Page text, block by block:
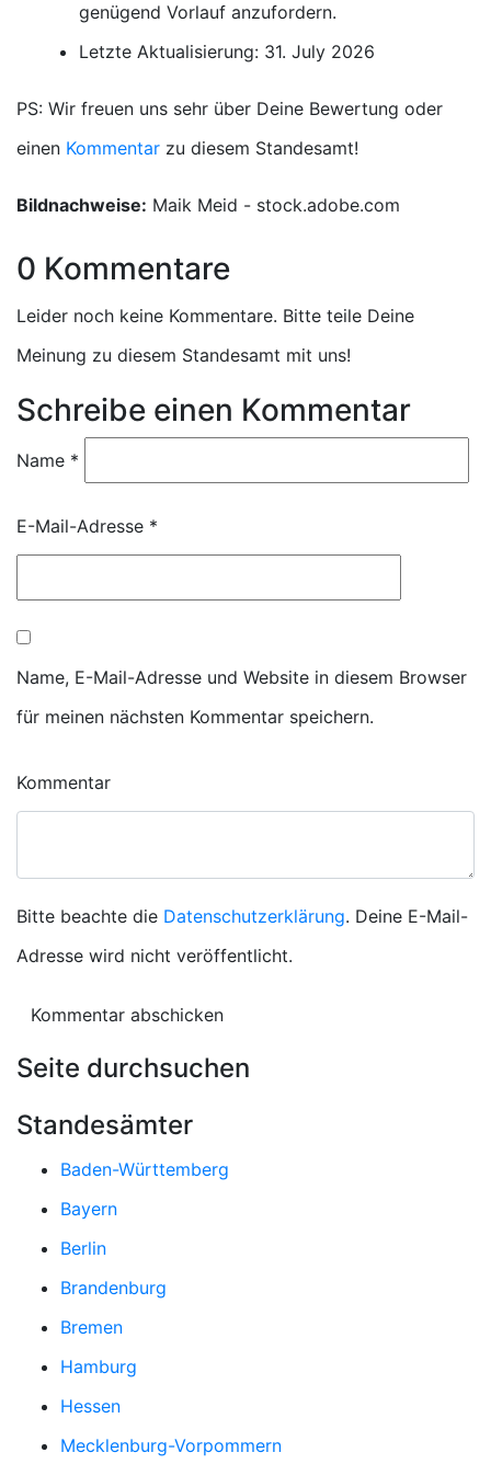
genügend Vorlauf anzufordern.
Letzte Aktualisierung: 31. July 2026
PS: Wir freuen uns sehr über Deine Bewertung oder
einen Kommentar zu diesem Standesamt!
Bildnachweise: Maik Meid - stock.adobe.com
0 Kommentare
Leider noch keine Kommentare. Bitte teile Deine
Meinung zu diesem Standesamt mit uns!
Schreibe einen Kommentar
Name *
E-Mail-Adresse *
Name, E-Mail-Adresse und Website in diesem Browser
für meinen nächsten Kommentar speichern.
Kommentar
Bitte beachte die Datenschutzerklärung. Deine E-Mail-
Adresse wird nicht veröffentlicht.
Seite durchsuchen
Standesämter
Baden-Württemberg
Bayern
Berlin
Brandenburg
Bremen
Hamburg
Hessen
Mecklenburg-Vorpommern